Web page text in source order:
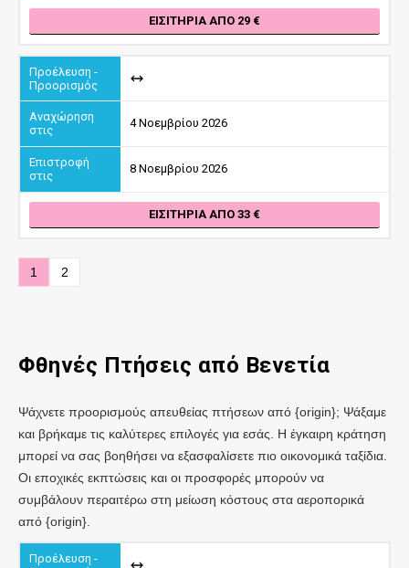
ΕΙΣΙΤΉΡΙΑ ΑΠΌ 29
4 Νοεμβρίου 2026
8 Νοεμβρίου 2026
ΕΙΣΙΤΉΡΙΑ ΑΠΌ 33
1 2
Φθηνές Πτήσεις από Βενετία
Ψάχνετε προορισμούς απευθείας πτήσεων από {origin}; Ψάξαμε
και βρήκαμε τις καλύτερες επιλογές για εσάς. Η έγκαιρη κράτηση
μπορεί να σας βοηθήσει να εξασφαλίσετε πιο οικονομικά ταξίδια.
Οι εποχικές εκπτώσεις και οι προσφορές μπορούν να
συμβάλουν περαιτέρω στη μείωση κόστους στα αεροπορικά
από {origin}.